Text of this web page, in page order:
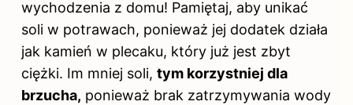
wychodzenia z domu! Pamiętaj, aby unikać
soli w potrawach, ponieważ jej dodatek działa
jak kamień w plecaku, który już jest zbyt
ciężki. Im mniej soli, tym korzystniej dla
brzucha, ponieważ brak zatrzymywania wody